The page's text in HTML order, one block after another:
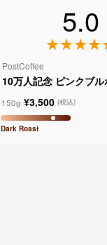
5.0
PostCoffee
10万人記念 ピンクブ
150g ¥3,500 (税込)
Dark Roast